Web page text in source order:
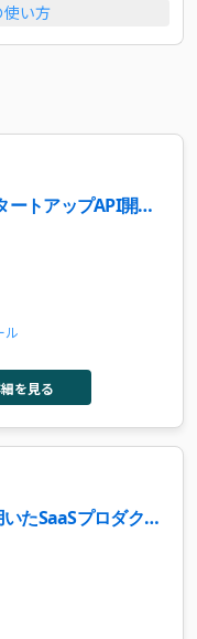
使い方
ートアップAPI開発
ル
を見る
たSaaSプロダク